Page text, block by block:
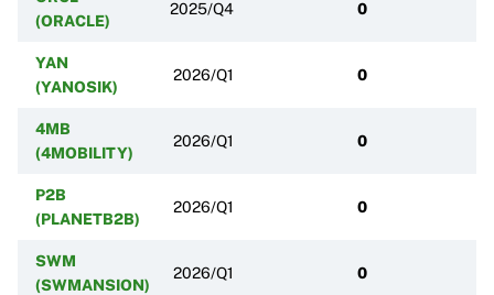
(ORACLE)
2025/Q4 0
YAN
(YANOSIK)
2026/Q1 0
4MB
(4MOBILITY)
2026/Q1 0
P2B
(PLANETB2B)
2026/Q1 0
SWM
(SWMANSION)
2026/Q1 0